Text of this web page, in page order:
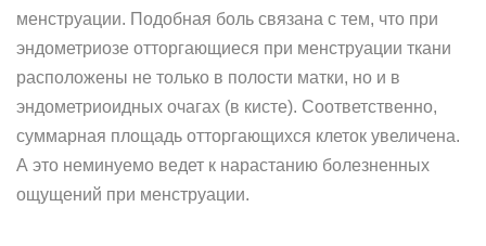
менструации. Подобная боль связана с тем, что при
эндометриозе отторгающиеся при менструации ткани
расположены не только в полости матки, но и в
эндометриоидных очагах (в кисте). Соответственно,
суммарная площадь отторгающихся клеток увеличена.
А это неминуемо ведет к нарастанию болезненных
ощущений при менструации.